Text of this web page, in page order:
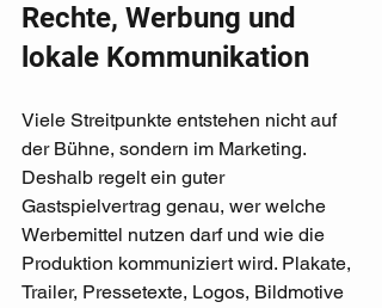
Rechte, Werbung und
lokale Kommunikation
Viele Streitpunkte entstehen nicht auf
der Bühne, sondern im Marketing.
Deshalb regelt ein guter
Gastspielvertrag genau, wer welche
Werbemittel nutzen darf und wie die
Produktion kommuniziert wird. Plakate,
Trailer, Pressetexte, Logos, Bildmotive